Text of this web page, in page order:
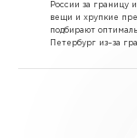
России за границу
вещи и хрупкие
подбирают
Петербург из–за